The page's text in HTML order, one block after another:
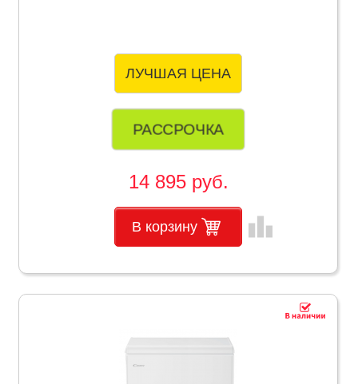
ЛУЧШАЯ ЦЕНА
РАССРОЧКА
14 895 руб.
В корзину leaderboard